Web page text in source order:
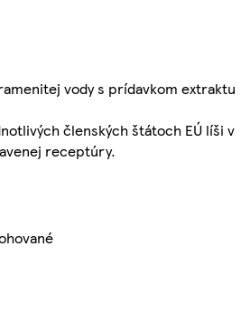
vody s prídavkom extraktu
členských štátoch EÚ líši v
receptúry.